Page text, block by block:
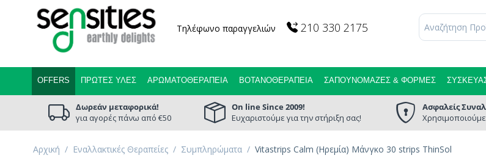
Τηλέφωνο παραγγελιών 210 330 2175
OFFERS ΠΡΏΤΕΣ ΎΛΕΣ ΑΡΩΜΑΤΟΘΕΡΑΠΕΊΑ ΒΟΤΑΝΟΘΕΡΑΠΕΊΑ ΣΑΠΟΥΝΌΜΑΖΕΣ & ΦΌΡΜΕΣ
Δωρεάν μεταφορικά!
για αγορές πάνω από €50
On line Since 2009!
Ευχαριστούμε για την στήριξη σας!
Ασφαλείς
Αρχική / Εναλλακτικές Θεραπείες / Συμπληρώματα / Vitastrips Calm (Ηρεμία) Μάνγκο 30 strips ThinSol